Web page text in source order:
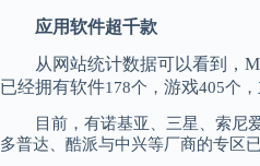
应用软件超千款
从网站统计数据可以看到，
已经拥有软件178个， 游戏405个，
目前，有诺基亚、三星、索尼
多普达、酷派与中兴等厂商的专区